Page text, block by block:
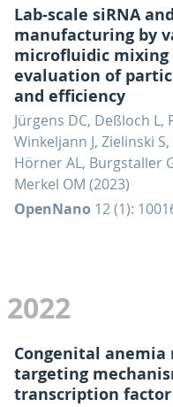
Lab-scale siRNA
manufacturing by
microfluidic mixing
evaluation of
and efficiency
Jürgens DC, Deßloch L,
Winkeljann J, Zielinski
Hörner AL, Burgstaller
Merkel OM (2023)
OpenNano 12 (1):
2022
Congenital
targeting
transcription factor